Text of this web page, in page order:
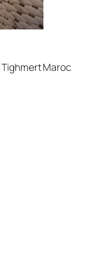
Tighmert Maroc